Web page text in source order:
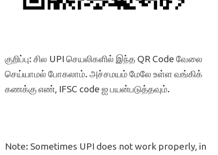
குறிப்பு: சில UPI செயலிகளில் இந்த QR Code வேலை
செய்யாமல் போகலாம். அச்சமயம் மேலே உள்ள வங்கிக்
கணக்கு எண், IFSC code ஐ பயன்படுத்தவும்.
Note: Sometimes UPI does not work properly, in